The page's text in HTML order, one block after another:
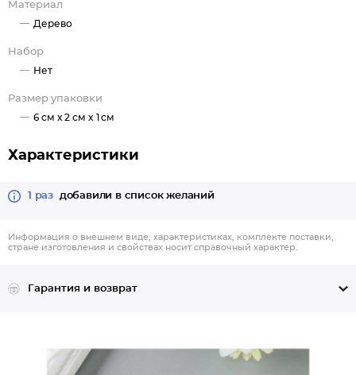
Материал
Дерево
Набор
Нет
Размер упаковки
6 см x 2 см x 1 см
Характеристики
1 раз добавили в список желаний
Информация о внешнем виде, характеристиках, комплекте поставки,
стране изготовления и свойствах носит справочный характер.
Гарантия и возврат